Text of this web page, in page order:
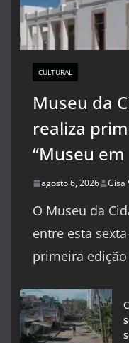
CULTURAL
Museu da
realiza
“Museu
agosto 6, 2026 Gisa
O Museu da
entre esta
primeira